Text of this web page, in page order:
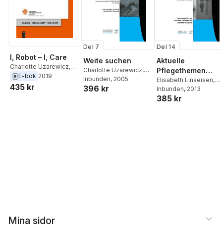
I, Robot – I, Care
Charlotte Uzarewicz,
Claudia Hauck
E-bok 2019
435 kr
Del 7
Weite suchen
Charlotte Uzarewicz,
Michael Uzarewicz
Inbunden, 2005
396 kr
Del 14
Aktuelle
Pflegethemen
Lehren
Elisabeth Linseisen,
Charlotte Uzarewicz
Inbunden, 2013
385 kr
Mina sidor